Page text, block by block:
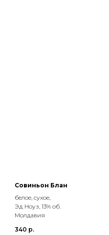
Совиньон Блан
белое, сухое,
Эд Ноуз, 13% об.
Молдавия
340 р.